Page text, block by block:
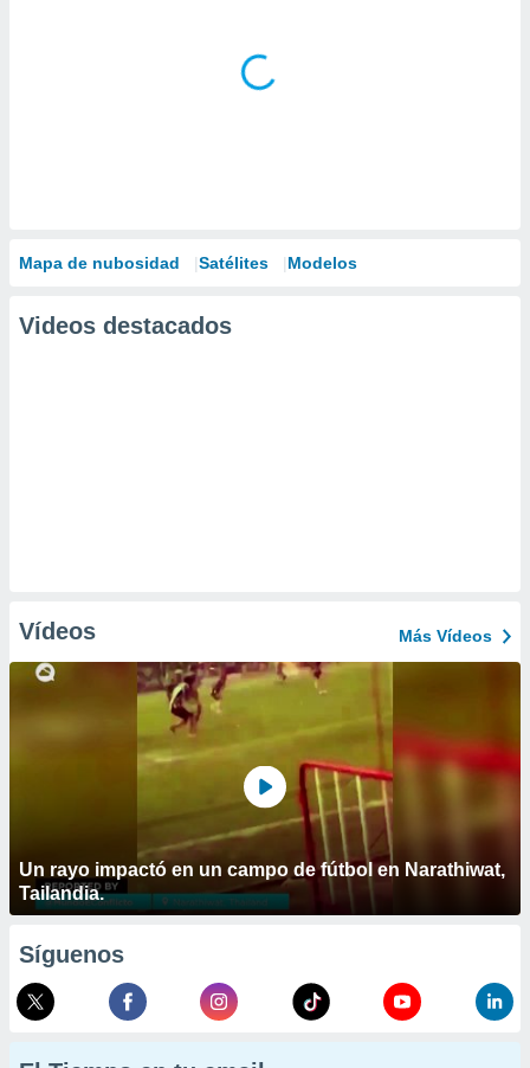
Mapa de nubosidad Satélites Modelos
Videos destacados
Vídeos Más Vídeos
Un rayo impactó en un campo de fútbol en Narathiwat,
Tailandia.
Síguenos